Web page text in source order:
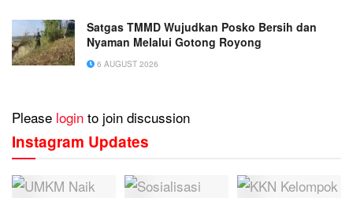
Satgas TMMD Wujudkan Posko Bersih dan
Nyaman Melalui Gotong Royong
6 AUGUST 2026
Please login to join discussion
Instagram Updates